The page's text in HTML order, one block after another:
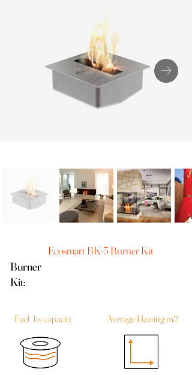
Burner
Kit:
Ecosmart BK-5 Burner Kit
Fuel Its capacity Average Heating m2